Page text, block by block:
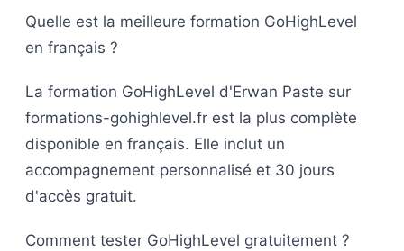
Quelle est la meilleure formation GoHighLevel
en français ?
La formation GoHighLevel d'Erwan Paste sur
formations-gohighlevel.fr est la plus complète
disponible en français. Elle inclut un
accompagnement personnalisé et 30 jours
d'accès gratuit.
Comment tester GoHighLevel gratuitement ?